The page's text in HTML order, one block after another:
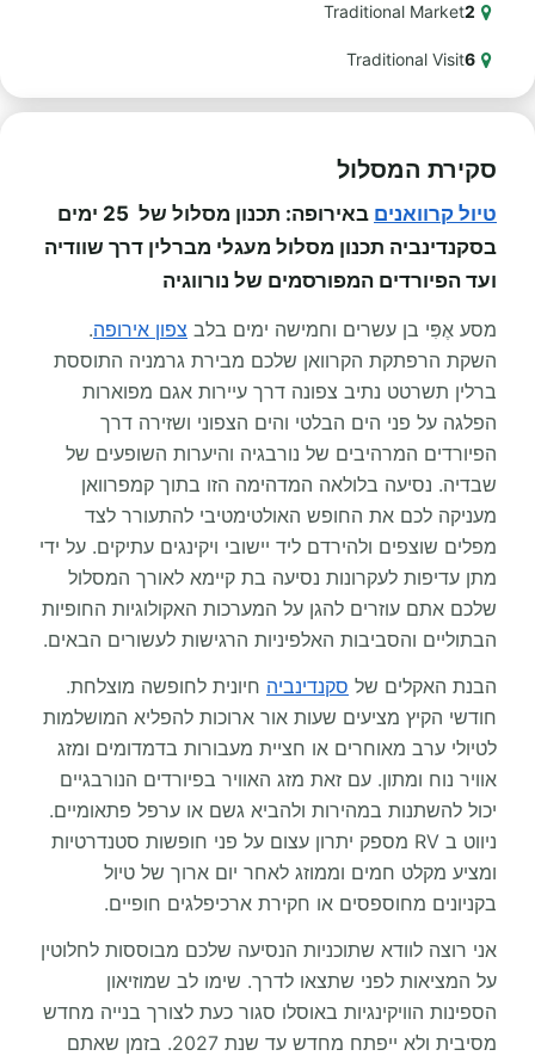
2
Traditional Market
6
Traditional Visit
סקירת המסלול
טיול קרוואנים
באירופה: תכנון מסלול של 25 ימים
בסקנדינביה תכנון מסלול מעגלי מברלין דרך שוודיה
ועד הפיורדים המפורסמים של נורווגיה
מסע אֶפִּי בן עשרים וחמישה ימים בלב צפון אירופה.
השקת הרפתקת הקרוואן שלכם מבירת גרמניה התוססת
ברלין תשרטט נתיב צפונה דרך עיירות אגם מפוארות
הפלגה על פני הים הבלטי והים הצפוני ושזירה דרך
הפיורדים המרהיבים של נורבגיה והיערות השופעים של
שבדיה. נסיעה בלולאה המדהימה הזו בתוך קמפרוואן
מעניקה לכם את החופש האולטימטיבי להתעורר לצד
מפלים שוצפים ולהירדם ליד יישובי ויקינגים עתיקים. על ידי
מתן עדיפות לעקרונות נסיעה בת קיימא לאורך המסלול
שלכם אתם עוזרים להגן על המערכות האקולוגיות החופיות
הבתוליים והסביבות האלפיניות הרגישות לעשורים הבאים.
הבנת האקלים של סקנדינביה חיונית לחופשה מוצלחת.
חודשי הקיץ מציעים שעות אור ארוכות להפליא המושלמות
לטיולי ערב מאוחרים או חציית מעבורות בדמדומים ומזג
אוויר נוח ומתון. עם זאת מזג האוויר בפיורדים הנורבגיים
יכול להשתנות במהירות ולהביא גשם או ערפל פתאומיים.
ניווט ב RV מספק יתרון עצום על פני חופשות סטנדרטיות
ומציע מקלט חמים וממוזג לאחר יום ארוך של טיול
בקניונים מחוספסים או חקירת ארכיפלגים חופיים.
אני רוצה לוודא שתוכניות הנסיעה שלכם מבוססות לחלוטין
על המציאות לפני שתצאו לדרך. שימו לב שמוזיאון
הספינות הוויקינגיות באוסלו סגור כעת לצורך בנייה מחדש
מסיבית ולא ייפתח מחדש עד שנת 2027. בזמן שאתם